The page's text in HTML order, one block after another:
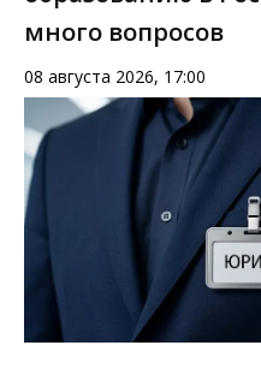
много вопросов
08 августа 2026, 17:00